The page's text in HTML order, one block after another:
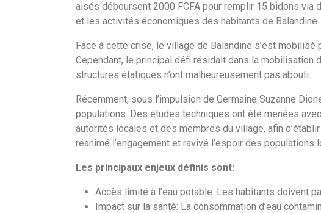
aisés déboursent 2000 FCFA pour remplir 15 bidons
et les activités économiques des habitants de Balandine.
Face à cette crise, le village de Balandine s’est
Cependant, le principal défi résidait dans la mobilisation
structures étatiques n’ont malheureusement pas abouti.
Récemment, sous l’impulsion de Germaine Suzanne
populations. Des études techniques ont été menées
autorités locales et des membres du village, afin
réanimé l’engagement et ravivé l’espoir des populations
Les principaux enjeux définis sont:
Accès limité à l’eau potable: Les habitants doivent
Impact sur la santé: La consommation d’eau